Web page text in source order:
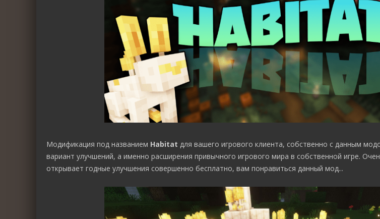
Модификация под названием Habitat для вашего игрового клиента, собственно с данным
вариант улучшений, а именно расширения привычного игрового мира в собственной игре.
открывает годные улучшения совершенно бесплатно, вам понравиться данный мод...